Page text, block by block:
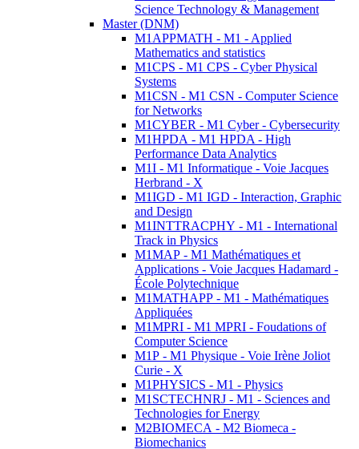
Science Technology & Management
Master (DNM)
M1APPMATH - M1 - Applied
Mathematics and statistics
M1CPS - M1 CPS - Cyber Physical
Systems
M1CSN - M1 CSN - Computer Science
for Networks
M1CYBER - M1 Cyber - Cybersecurity
M1HPDA - M1 HPDA - High
Performance Data Analytics
M1I - M1 Informatique - Voie Jacques
Herbrand - X
M1IGD - M1 IGD - Interaction, Graphic
and Design
M1INTTRACPHY - M1 - International
Track in Physics
M1MAP - M1 Mathématiques et
Applications - Voie Jacques Hadamard -
École Polytechnique
M1MATHAPP - M1 - Mathématiques
Appliquées
M1MPRI - M1 MPRI - Foudations of
Computer Science
M1P - M1 Physique - Voie Irène Joliot
Curie - X
M1PHYSICS - M1 - Physics
M1SCTECHNRJ - M1 - Sciences and
Technologies for Energy
M2BIOMECA - M2 Biomeca -
Biomechanics